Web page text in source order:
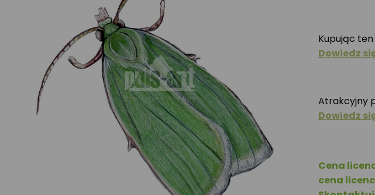
Kupując
Dowiedz
Atrakcyjny
Dowiedz
Cena
cena